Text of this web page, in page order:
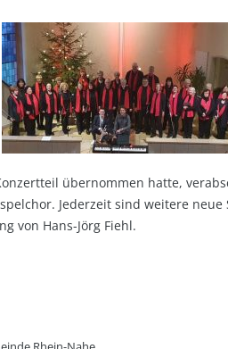
übernommen hatte,
Jederzeit sind weitere
von Hans-Jörg Fiehl.